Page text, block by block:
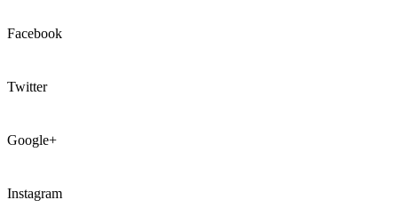
Facebook
Twitter
Google+
Instagram